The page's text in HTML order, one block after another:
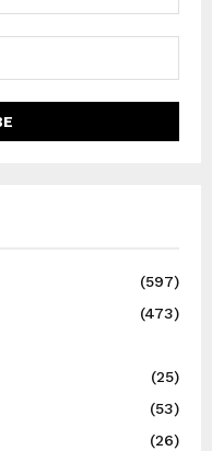
(597)
(473)
(25)
(53)
(26)